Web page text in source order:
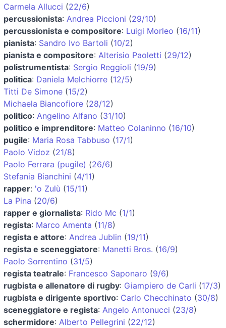
Carmela Allucci (22/6)
percussionista: Andrea Piccioni (29/10)
percussionista e compositore: Luigi Morleo (16/11)
pianista: Sandro Ivo Bartoli (10/2)
pianista e compositore: Alterisio Paoletti (29/12)
polistrumentista: Sergio Reggioli (19/9)
politica: Daniela Melchiorre (12/5)
Titti De Simone (15/2)
Michaela Biancofiore (28/12)
politico: Angelino Alfano (31/10)
politico e imprenditore: Matteo Colaninno (16/10)
pugile: Maria Rosa Tabbuso (17/1)
Paolo Vidoz (21/8)
Paolo Ferrara (pugile) (26/6)
Stefania Bianchini (4/11)
rapper: 'o Zulù (15/11)
La Pina (20/6)
rapper e giornalista: Rido Mc (1/1)
regista: Marco Amenta (11/8)
regista e attore: Andrea Jublin (19/11)
regista e sceneggiatore: Manetti Bros. (16/9)
Paolo Sorrentino (31/5)
regista teatrale: Francesco Saponaro (9/6)
rugbista e allenatore di rugby: Giampiero de Carli (17/3)
rugbista e dirigente sportivo: Carlo Checchinato (30/8)
sceneggiatore e regista: Angelo Antonucci (23/8)
schermidore: Alberto Pellegrini (22/12)